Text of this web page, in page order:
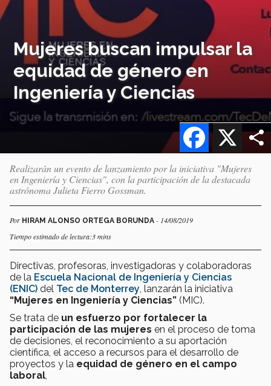
Mujeres buscan impulsar la
equidad de género en
Ingeniería y Ciencias
X
Facebook
Realizarán un evento de lanzamiento por la iniciativa "Mujeres
en Ingeniería y Ciencias", con la participación de la destacada
astrónoma Julieta Fierro Gossman.
Por HIRAM ALONSO ORTEGA BORUNDA - 14/08/2019
Tiempo estimado de lectura:3 mins
Directivas, profesoras, investigadoras y colaboradoras
de la Escuela Nacional de Ingeniería y Ciencias
(ENIC) del Tec de Monterrey , lanzarán la iniciativa
“Mujeres en Ingeniería y Ciencias” (MIC).
Se trata de un esfuerzo por fortalecer la
participación de las mujeres en el proceso de toma
de decisiones, el reconocimiento a su aportación
científica, el acceso a recursos para el desarrollo de
proyectos y la equidad de género en el campo
laboral